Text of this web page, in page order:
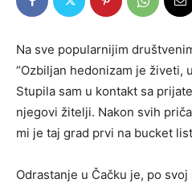
Na sve popularnijim
“Ozbiljan hedonizam je živeti,
Stupila sam u kontakt sa
njegovi žitelji. Nakon svih
mi je taj grad prvi na bucket
Odrastanje u Čačku je, po